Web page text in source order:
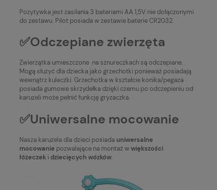
Pozytywka jest zasilania 3 bateriami AA 1,5V nie dołączonymi
do zestawu. Pilot posiada w zestawie baterie CR2032.
✅Odczepiane zwierzęta
Zwierzątka umieszczone na sznureczkach są odczepiane.
Mogą służyć dla dziecka jako grzechotki ponieważ posiadają
wewnątrz kuleczki. Grzechotka w kształcie konika/pegaza
posiada gumowe skrzydełka dzięki czemu po odczepieniu od
karuzeli może pełnić funkcję gryzaczka.
✅Uniwersalne mocowanie
Nasza karuzela dla dzieci posiada uniwersalne
mocowanie pozwalające na montaż wwiększości
łóżeczek i dziecięcych wózków.